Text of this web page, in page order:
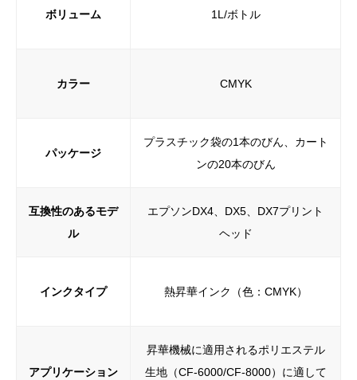
ボリューム 1L/ボトル
カラー CMYK
パッケージ
プラスチック袋の1本のびん、カート
ンの20本のびん
互換性のあるモデ
ル
エプソンDX4、DX5、DX7プリント
ヘッド
インクタイプ 熱昇華インク（色：CMYK）
アプリケーション
昇華機械に適用されるポリエステル
生地（CF-6000/CF-8000）に適して